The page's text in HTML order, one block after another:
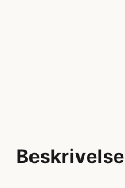
Beskrivelse